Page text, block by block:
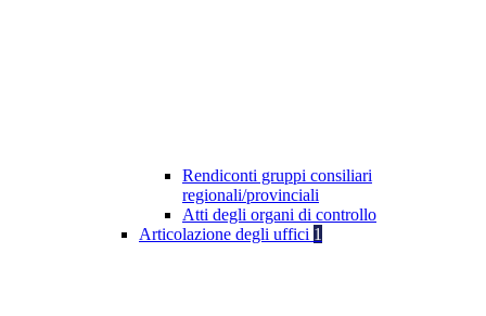
Rendiconti gruppi consiliari
regionali/provinciali
Atti degli organi di controllo
Articolazione degli uffici 1